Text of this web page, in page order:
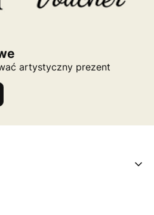
artystyczny prezent